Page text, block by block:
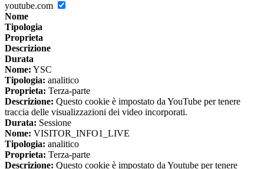
youtube.com
Nome
Tipologia
Proprieta
Descrizione
Durata
Nome: YSC
Tipologia: analitico
Proprieta: Terza-parte
Descrizione: Questo cookie è impostato da YouTube per tenere
traccia delle visualizzazioni dei video incorporati.
Durata: Sessione
Nome: VISITOR_INFO1_LIVE
Tipologia: analitico
Proprieta: Terza-parte
Descrizione: Questo cookie è impostato da Youtube per tenere